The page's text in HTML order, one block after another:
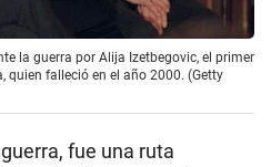
la guerra por Alija Izetbegovic, el primer
quien falleció en el año 2000. (Getty
fue una ruta